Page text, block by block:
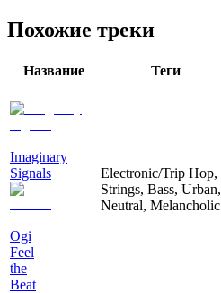
Похожие треки
Название Теги
Imaginary
Signals
Ogi
Feel
the
Beat
Electronic/Trip Hop,
Strings, Bass, Urban,
Neutral, Melancholic